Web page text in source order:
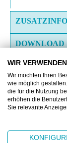
DOWNLOAD
Produktgalerie
Kunden
WIR
Wir möchten Ihren
wie möglich
die für die Nutzung
erhöhen die
Sie relevante